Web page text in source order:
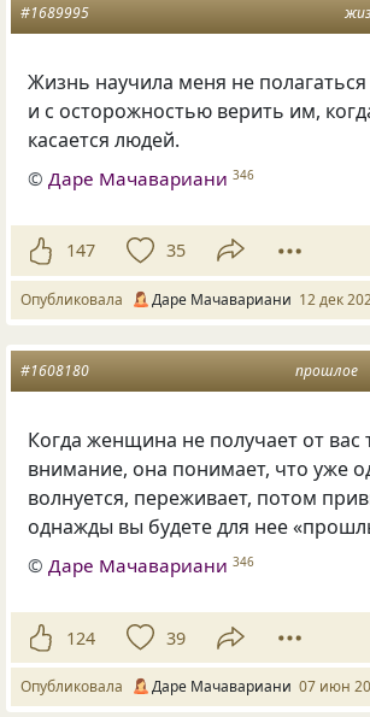
#1689995
Жизнь научила меня не
и с осторожностью верить им,
касается людей.
©Даре Мачавариани 346
147 35
Опубликовала Даре Мачавариани 12 дек
прошлое
#1608180
Когда женщина не получает от вас
внимание, она понимает, что уже
волнуется, переживает, потом
однажды вы будете для нее
©Даре Мачавариани 346
124 39
Опубликовала Даре Мачавариани 07 июн